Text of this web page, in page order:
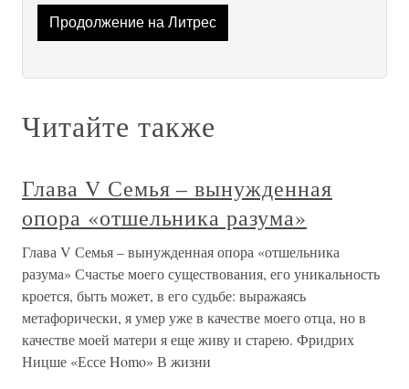
Продолжение на Литрес
Читайте также
Глава V Семья – вынужденная
опора «отшельника разума»
Глава V Семья – вынужденная опора «отшельника
разума» Счастье моего существования, его уникальность
кроется, быть может, в его судьбе: выражаясь
метафорически, я умер уже в качестве моего отца, но в
качестве моей матери я еще живу и старею. Фридрих
Ницше «Ессе Homo» В жизни